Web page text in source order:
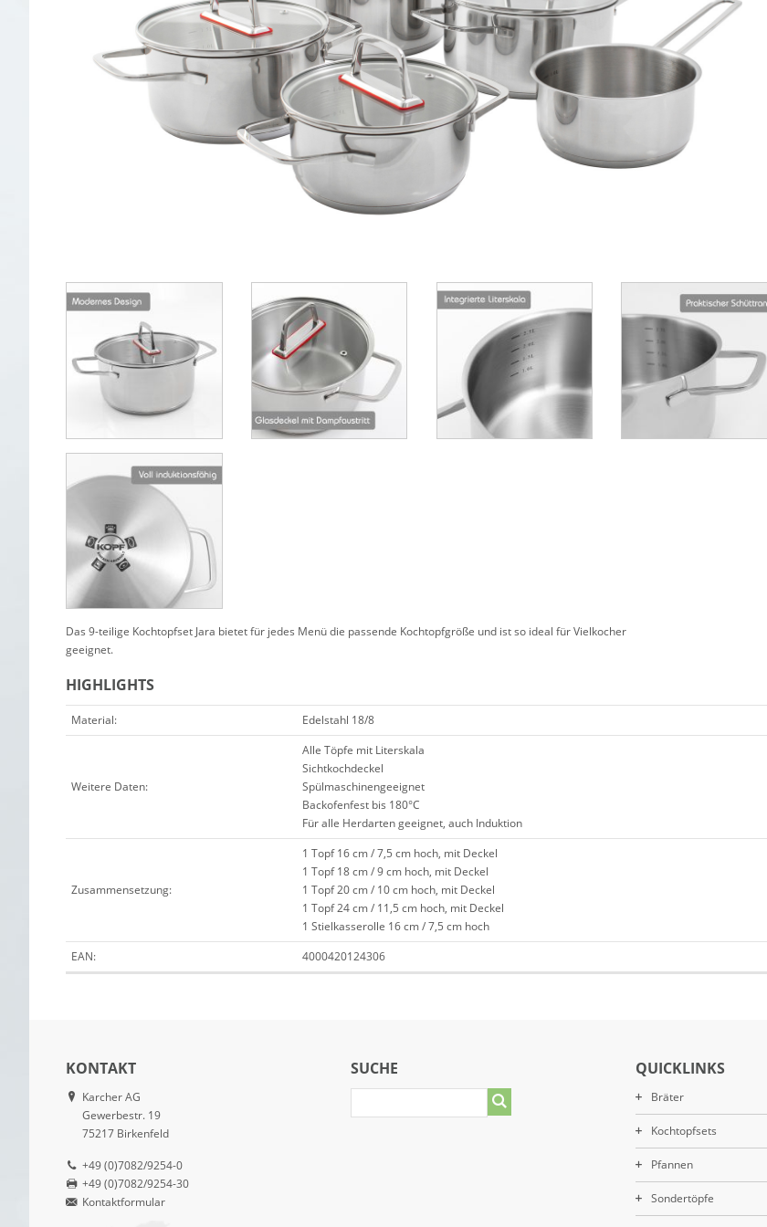
Das 9-teilige Kochtopfset Jara bietet für jedes Menü die passende Kochtopfgröße und ist so ideal für Vielkocher
geeignet.
HIGHLIGHTS
Material: Edelstahl 18/8
Weitere Daten:
Alle Töpfe mit Literskala
Sichtkochdeckel
Spülmaschinengeeignet
Backofenfest bis 180°C
Für alle Herdarten geeignet, auch Induktion
Zusammensetzung:
1 Topf 16 cm / 7,5 cm hoch, mit Deckel
1 Topf 18 cm / 9 cm hoch, mit Deckel
1 Topf 20 cm / 10 cm hoch, mit Deckel
1 Topf 24 cm / 11,5 cm hoch, mit Deckel
1 Stielkasserolle 16 cm / 7,5 cm hoch
EAN:
4000420124306
KONTAKT
Karcher AG
Gewerbestr. 19
75217 Birkenfeld
+49 (0)7082/9254-0
+49 (0)7082/9254-30
Kontaktformular
SUCHE QUICKLINKS
Bräter
Kochtopfsets
Pfannen
Sondertöpfe